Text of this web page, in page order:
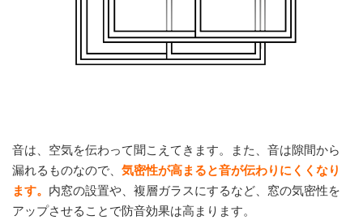
音は、空気を伝わって聞こえてきます。また、音は隙間から
漏れるものなので、 気密性が高まると音が伝わりにくくなり
ます。 内窓の設置や、複層ガラスにするなど、窓の気密性を
アップさせることで防音効果は高まります。